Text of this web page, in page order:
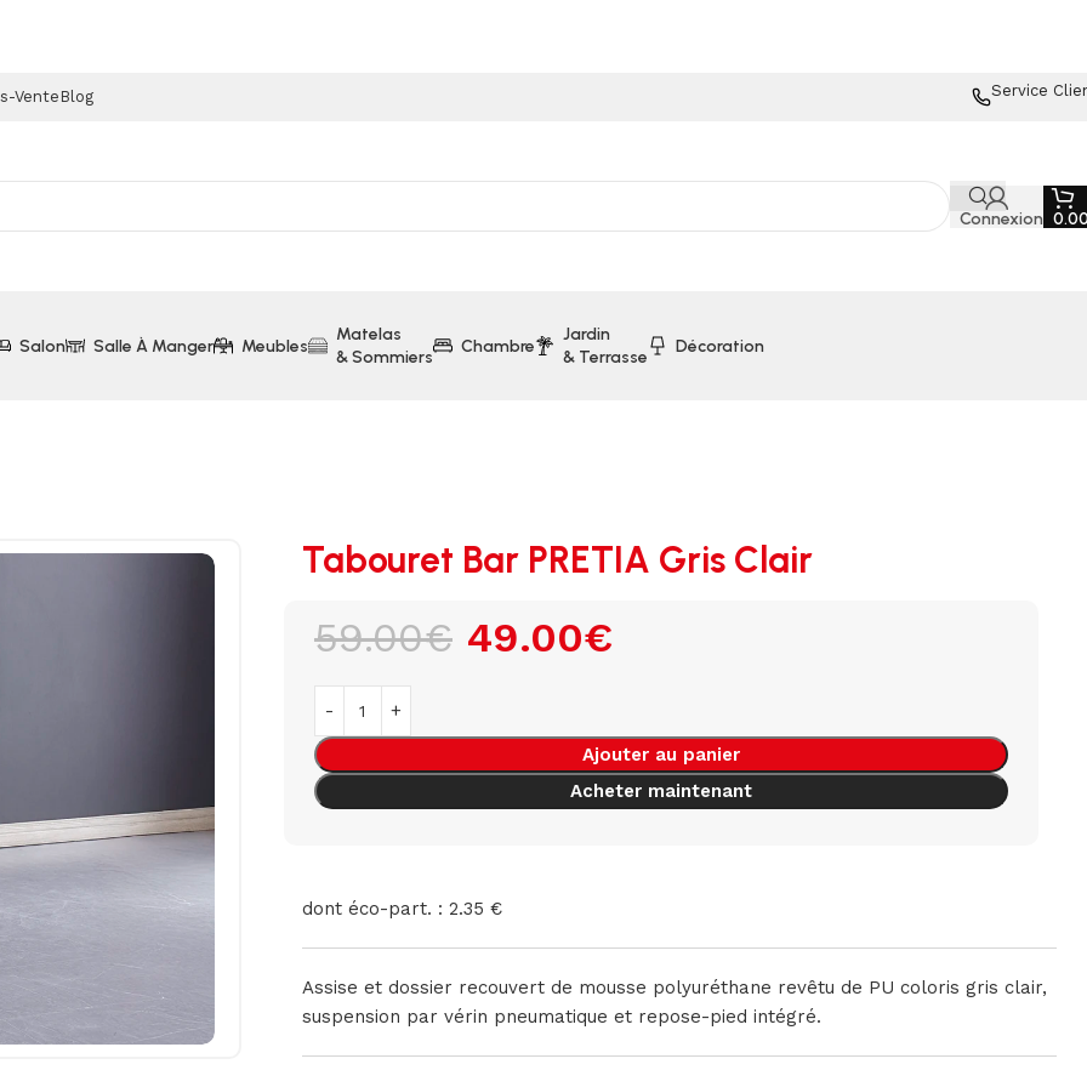
Vente Blog Service
Connexion
Salon Salle À Manger Meubles
Matelas
& Sommiers
Chambre
Jardin
& Terrasse
Décoration
Tabouret Bar PRETIA Gris Clair
59.00€ 49.00€
Ajouter au panier
Acheter maintenant
dont éco-part. : 2.35 €
Assise et dossier recouvert de mousse polyuréthane revêtu de PU coloris gris clair,
suspension par vérin pneumatique et repose-pied intégré.